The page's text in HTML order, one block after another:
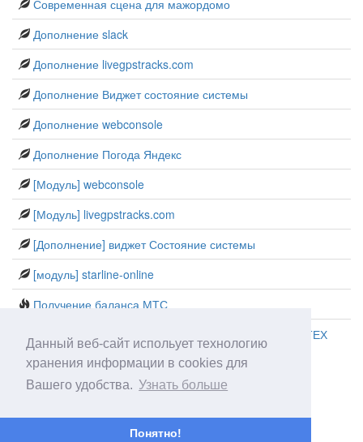
Данный веб-сайт испольует технологию
хранения информации в cookies для
Вашего удобства. Узнать больше
Понятно!
Современная сцена для мажордомо
Дополнение slack
Дополнение livegpstracks.com
Дополнение Виджет состояние системы
Дополнение webconsole
Дополнение Погода Яндекс
[Модуль] webconsole
[Модуль] livegpstracks.com
[Дополнение] виджет Состояние системы
[модуль] starline-online
Получение баланса МТС
Получение оценок школьника в сетевом городе ИРТЕХ